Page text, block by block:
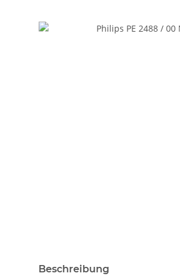
weitere Registerkarten anzeigen
Beschreibung